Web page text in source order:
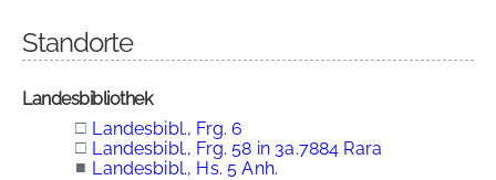
Standorte
Landesbibliothek
□ Landesbibl., Frg. 6
□ Landesbibl., Frg. 58 in 3a.7884 Rara
■ Landesbibl., Hs. 5 Anh.